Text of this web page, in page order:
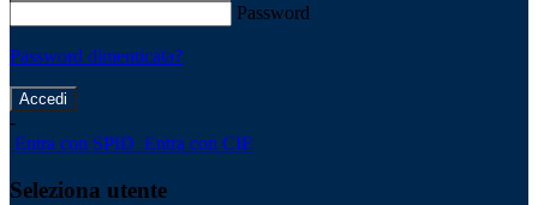
Password
Password dimenticata?
-
Entra con SPID Entra con CIE
Seleziona utente